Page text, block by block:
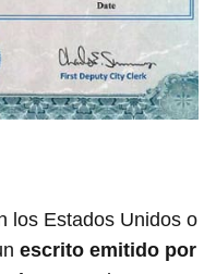
los Estados Unidos o
escrito emitido por